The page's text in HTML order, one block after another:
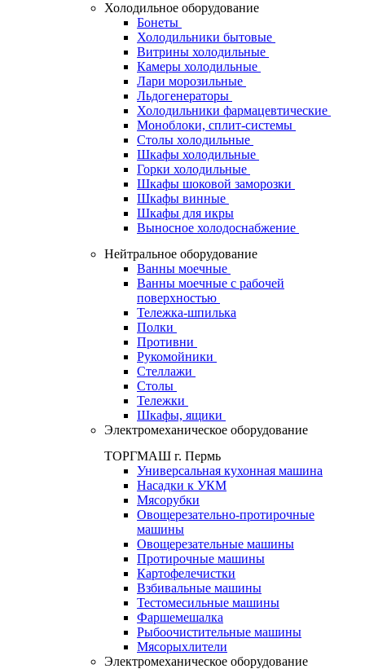
Холодильное оборудование
Бонеты
Холодильники бытовые
Витрины холодильные
Камеры холодильные
Лари морозильные
Льдогенераторы
Холодильники фармацевтические
Моноблоки, сплит-системы
Столы холодильные
Шкафы холодильные
Горки холодильные
Шкафы шоковой заморозки
Шкафы винные
Шкафы для икры
Выносное холодоснабжение
Нейтральное оборудование
Ванны моечные
Ванны моечные с рабочей
поверхностью
Тележка-шпилька
Полки
Противни
Рукомойники
Стеллажи
Столы
Тележки
Шкафы, ящики
Электромеханическое оборудование
ТОРГМАШ г. Пермь
Универсальная кухонная машина
Насадки к УКМ
Мясорубки
Овощерезательно-протирочные
машины
Овощерезательные машины
Протирочные машины
Картофелечистки
Взбивальные машины
Тестомесильные машины
Фаршемешалка
Рыбоочистительные машины
Мясорыхлители
Электромеханическое оборудование